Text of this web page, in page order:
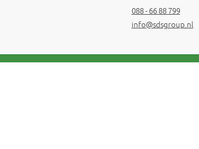
088 - 66 88 799
info@sdsgroup.nl